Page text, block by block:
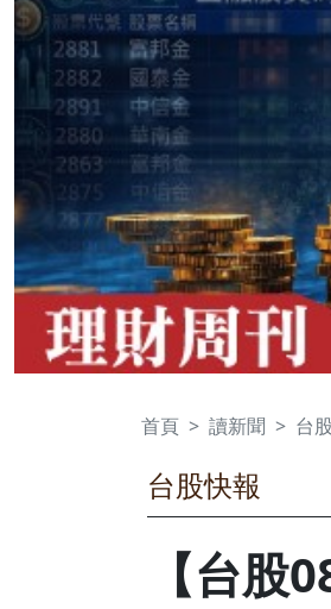
首頁 讀新聞 台
台股快報
【台股